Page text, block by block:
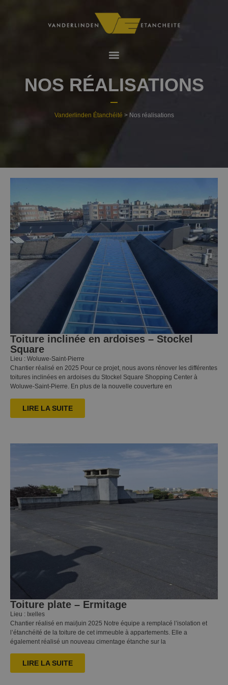
NOS RÉALISATIONS
Vanderlinden Étanchéité > Nos réalisations
Toiture inclinée en ardoises – Stockel
Square
Lieu : Woluwe-Saint-Pierre
Chantier réalisé en 2025 Pour ce projet, nous avons rénover les différentes
toitures inclinées en ardoises du Stockel Square Shopping Center à
Woluwe-Saint-Pierre. En plus de la nouvelle couverture en
LIRE LA SUITE
Toiture plate – Ermitage
Lieu : Ixelles
Chantier réalisé en mai/juin 2025 Notre équipe a remplacé l’isolation et
l’étanchéité de la toiture de cet immeuble à appartements. Elle a
également réalisé un nouveau cimentage étanche sur la
LIRE LA SUITE